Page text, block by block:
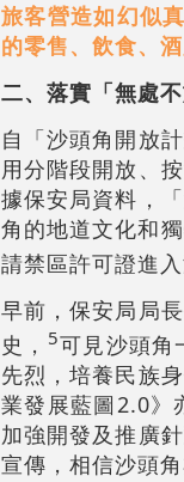
旅客營造如幻似
的零售、飲食、
二、落實「無處
自「沙頭角開放
用分階段開放、
據保安局資料，
角的地道文化和
請禁區許可證進入
早前，保安局局
史， 5可見沙頭角
先烈，培養民族
業發展藍圖2.0》
加強開發及推廣
宣傳，相信沙頭